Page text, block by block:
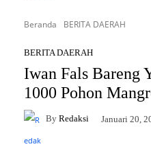
Beranda BERITA DAERAH
BERITA DAERAH
Iwan Fals Bareng
1000 Pohon
By Redaksi Januari 20,